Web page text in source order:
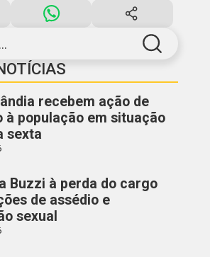
recebem ação de
à população em situação
sexta
Buzzi à perda do cargo
de assédio e
sexual